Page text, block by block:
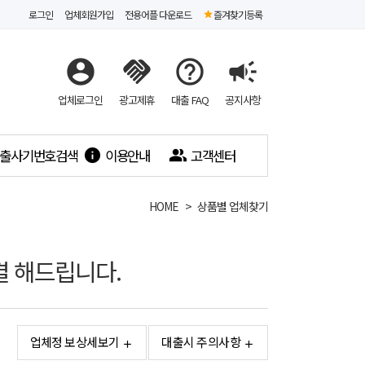
로그인 업체회원가입 전용어플 다운로드 즐겨찾기등록
account_circle
업체로그인
handshake
광고제휴
help_outline
대출 FAQ
campaign
공지사항
사기번호검색 info 이용안내 people_alt 고객센터
HOME 상품별 업체찾기
해드립니다.
업체정 보상세보기 대출시 주의사항